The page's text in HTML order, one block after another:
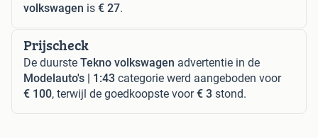
volkswagen is € 27.
Prijscheck
De duurste Tekno volkswagen advertentie in de
Modelauto's | 1:43 categorie werd aangeboden voor
€ 100, terwijl de goedkoopste voor€ 3 stond.